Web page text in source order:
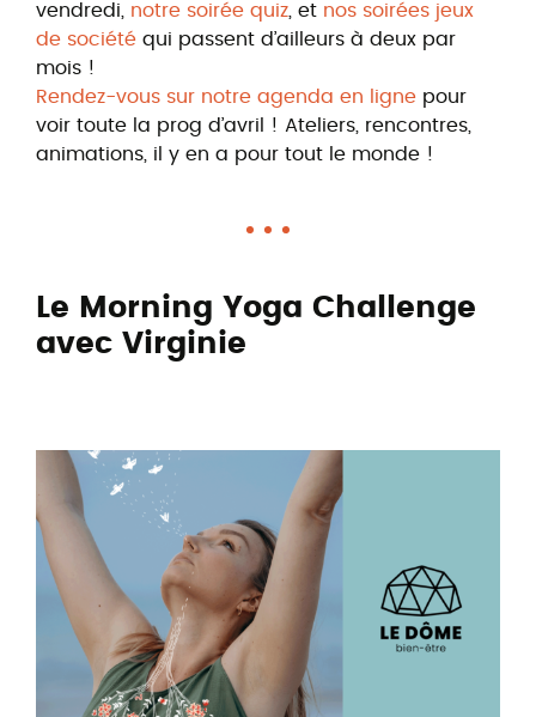
vendredi, notre soirée quiz, et nos soirées jeux
de société qui passent d’ailleurs à deux par
mois !
Rendez-vous sur notre agenda en ligne pour
voir toute la prog d’avril ! Ateliers, rencontres,
animations, il y en a pour tout le monde !
Le Morning Yoga Challenge
avec Virginie